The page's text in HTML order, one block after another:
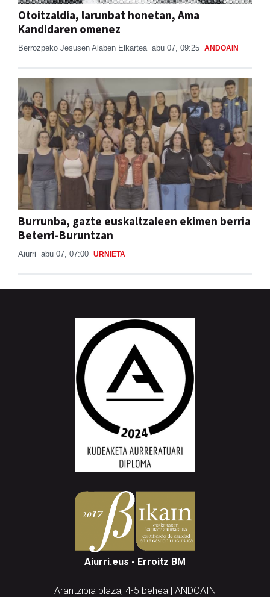
Otoitzaldia, larunbat honetan, Ama
Kandidaren omenez
Berrozpeko Jesusen Alaben Elkartea abu 07, 09:25 ANDOAIN
Burrunba, gazte euskaltzaleen ekimen berria
Beterri-Buruntzan
Aiurri abu 07, 07:00 URNIETA
Aiurri.eus - Erroitz BM
Arantzibia plaza, 4-5 behea | ANDOAIN